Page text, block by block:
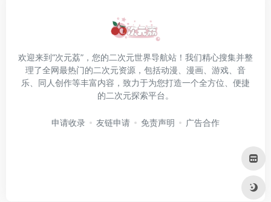
欢迎来到“次元荔”，您的二次元世界导航站！我们精心搜集并整
理了全网最热门的二次元资源，包括动漫、漫画、游戏、音
乐、同人创作等丰富内容，致力于为您打造一个全方位、便捷
的二次元探索平台。
申请收录 友链申请 免责声明 广告合作